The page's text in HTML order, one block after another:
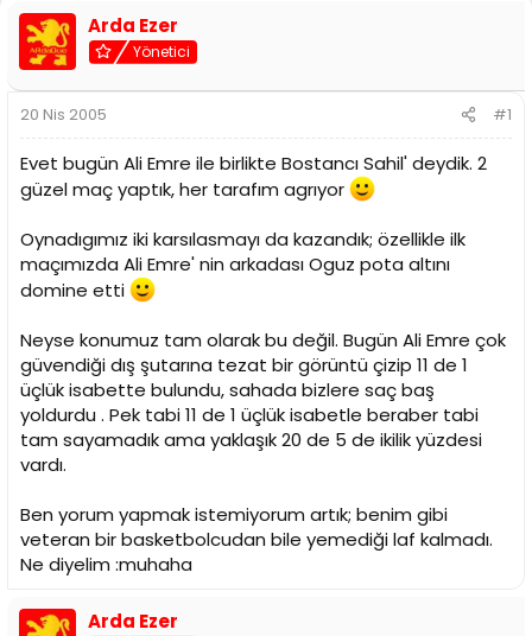
u
y
u
B
a
ş
l
a
t
l
a
n
ı
t
a
r
h
i
Arda Ezer
Yönetici
20 Nis 2005 #1
Evet bugün Ali Emre ile birlikte Bostancı Sahil' deydik. 2
güzel maç yaptık, her tarafım agrıyor
Oynadıgımız iki karsılasmayı da kazandık; özellikle ilk
maçımızda Ali Emre' nin arkadası Oguz pota altını
domine etti
Neyse konumuz tam olarak bu değil. Bugün Ali Emre çok
güvendiği dış şutarına tezat bir görüntü çizip 11 de 1
üçlük isabette bulundu, sahada bizlere saç baş
yoldurdu . Pek tabi 11 de 1 üçlük isabetle beraber tabi
tam sayamadık ama yaklaşık 20 de 5 de ikilik yüzdesi
vardı.
Ben yorum yapmak istemiyorum artık; benim gibi
veteran bir basketbolcudan bile yemediği laf kalmadı.
Ne diyelim :muhaha
Arda Ezer